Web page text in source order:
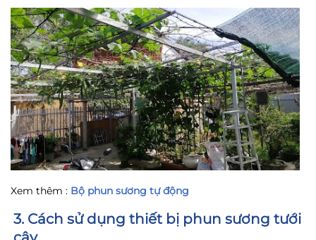
Xem thêm : Bộ phun sương tự động
3. Cách sử dụng thiết bị phun sương tưới